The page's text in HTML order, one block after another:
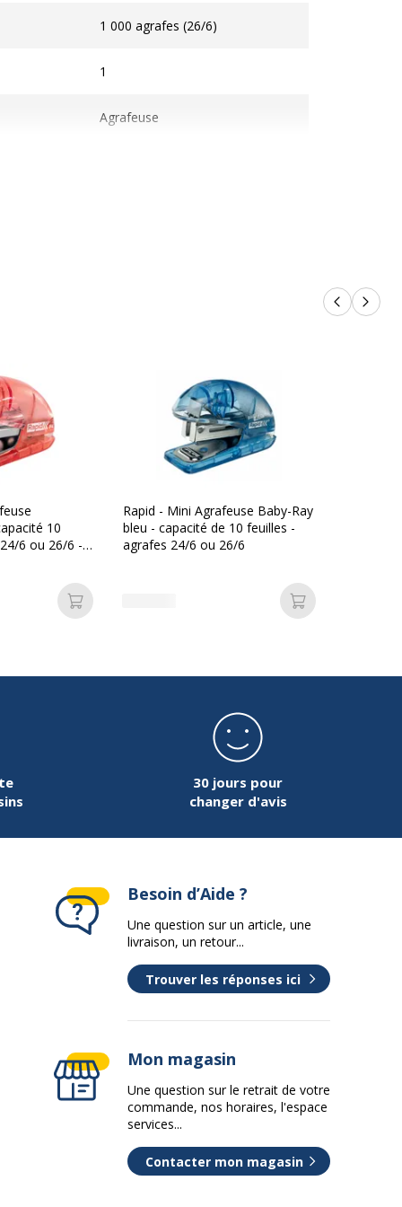
1 000 agrafes (26/6)
1
Agrafeuse
5 ans
24/6, 26/6
Produits
10
6 ou 26/6 -
Ajouter au panier
Rapid - Mini Agrafeuse Baby-Ray
bleu - capacité de 10 feuilles -
agrafes 24/6 ou 26/6
Ajouter au
30 jours pour
changer d'avis
Besoin d’Aide ?
Une question sur un article, une
livraison, un retour...
Trouver les réponses ici
Mon magasin
Une question sur le retrait de votre
commande, nos horaires, l'espace
services...
Contacter mon magasin